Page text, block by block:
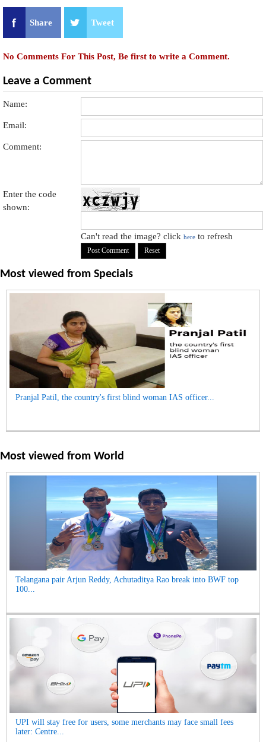
Share Tweet
No Comments For This Post, Be first to write a Comment.
Leave a Comment
Name:
Email:
Comment:
Enter the code
shown:
Can't read the image? clickhere to refresh
Most viewed from Specials
Pranjal Patil, the country's first blind woman IAS officer...
Most viewed from World
Telangana pair Arjun Reddy, Achutaditya Rao break into BWF top
100...
UPI will stay free for users, some merchants may face small fees
later: Centre...